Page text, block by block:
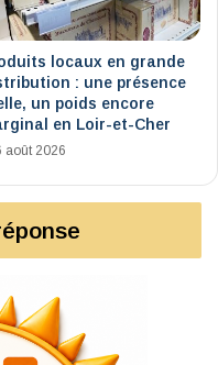
locaux en grande
: une présence
un poids encore
en Loir-et-Cher
août 2026